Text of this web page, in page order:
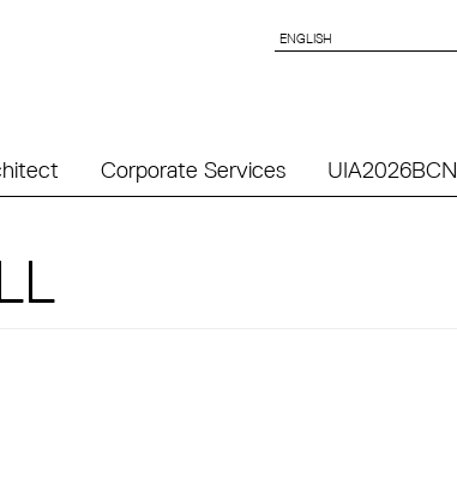
ENGLISH
ENGLISH
Corporate Services UIA2026BCN